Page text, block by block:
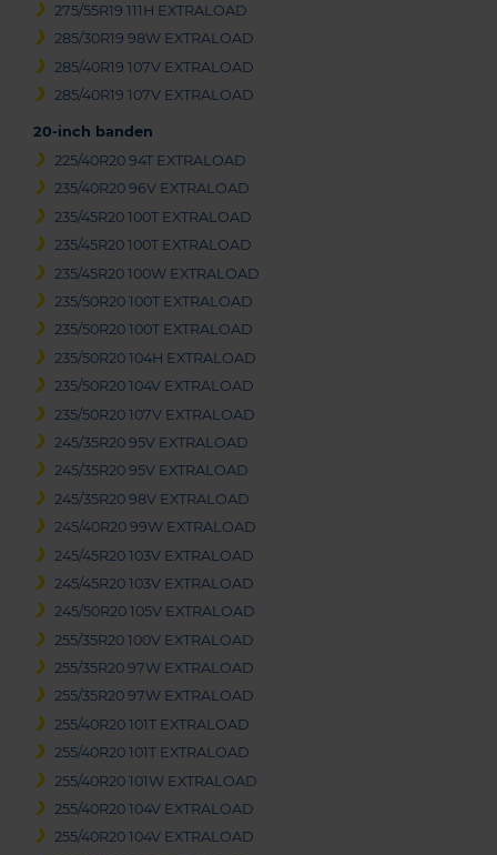
275/55R19 111H EXTRALOAD
285/30R19 98W EXTRALOAD
285/40R19 107V EXTRALOAD
285/40R19 107V EXTRALOAD
20-inch banden
225/40R20 94T EXTRALOAD
235/40R20 96V EXTRALOAD
235/45R20 100T EXTRALOAD
235/45R20 100T EXTRALOAD
235/45R20 100W EXTRALOAD
235/50R20 100T EXTRALOAD
235/50R20 100T EXTRALOAD
235/50R20 104H EXTRALOAD
235/50R20 104V EXTRALOAD
235/50R20 107V EXTRALOAD
245/35R20 95V EXTRALOAD
245/35R20 95V EXTRALOAD
245/35R20 98V EXTRALOAD
245/40R20 99W EXTRALOAD
245/45R20 103V EXTRALOAD
245/45R20 103V EXTRALOAD
245/50R20 105V EXTRALOAD
255/35R20 100V EXTRALOAD
255/35R20 97W EXTRALOAD
255/35R20 97W EXTRALOAD
255/40R20 101T EXTRALOAD
255/40R20 101T EXTRALOAD
255/40R20 101W EXTRALOAD
255/40R20 104V EXTRALOAD
255/40R20 104V EXTRALOAD